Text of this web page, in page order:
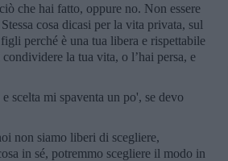
che hai fatto, oppure no. Non essere
cosa dicasi per la vita privata, sul
perché è una tua libera e rispettabile
la tua vita, o l’hai persa, e
scelta mi spaventa un po', se devo
non siamo liberi di scegliere,
in sé, potremmo scegliere il modo in